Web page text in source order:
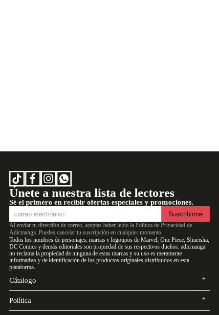
Únete a nuestra lista de lectores
Sé el primero en recibir ofertas especiales y promociones.
Suscribirme
Al enviar tu dirección de correo, aceptas haber leído la Política de Privacidad de
Adicmanga. Puedes cancelar tu suscripción en cualquier momento.
Todos los nombres de personajes, marcas y logotipos de Marvel, One Piece, Shueisha,
DC Comics y demás editoriales son propiedad de sus respectivos dueños. adicmanga
no reclama la propiedad de ninguna de estas marcas y su uso es meramente
informativo y de identificación de los productos originales distribuidos en esta
plataforma.
Cátalogo
Menu
Menu
Política